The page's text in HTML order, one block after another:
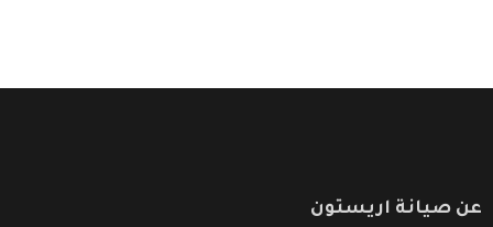
عن صيانة اريستون